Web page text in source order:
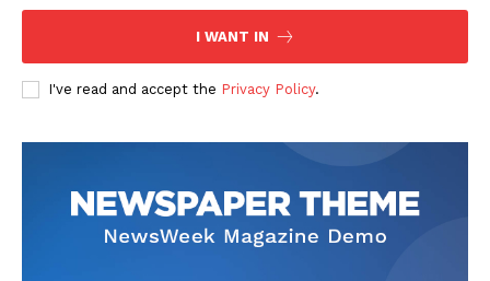
I WANT IN
I've read and accept the Privacy Policy.